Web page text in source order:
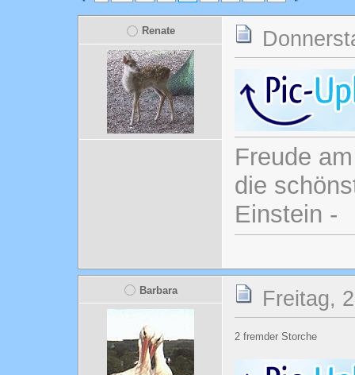
Renate
Freude
die
Einstein -
Barbara Freitag,
2 fremder Storche